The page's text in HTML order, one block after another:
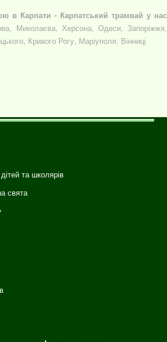
в Карпати - Карпатський трамвай у нас
Миколаєва, Херсона, Одеси, Запоріжжя,
Кривого Рогу, Маріуполя, Вінниці
та школярів
свята